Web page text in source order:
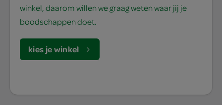
winkel, daarom willen we graag weten waar jij je
boodschappen doet.
kies je winkel